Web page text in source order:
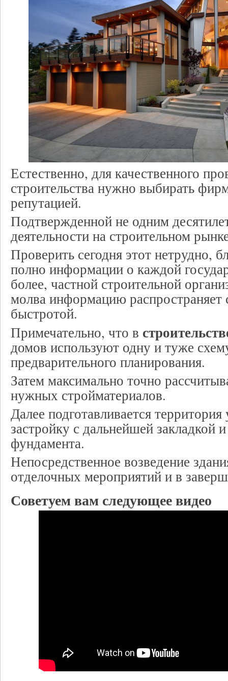
Естественно, для качественного
строительства нужно выбирать
репутацией.
Подтвержденной не одним
деятельности на строительном
Проверить сегодня этот нетрудно,
полно информации о каждой
более, частной строительной
молва информацию распространяет
быстротой.
Примечательно, что в
домов используют одну и туже
предварительного планирования.
Затем максимально точно
нужных стройматериалов.
Далее подготавливается территория
застройку с дальнейшей закладкой
фундамента.
Непосредственное возведение
отделочных мероприятий и в
Советуем вам следующее видео